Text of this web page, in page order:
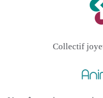
Collectif